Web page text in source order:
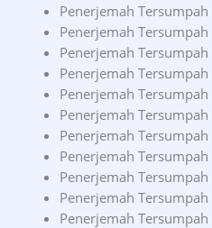
Penerjemah
Penerjemah Tersumpah
Penerjemah
Penerjemah Tersumpah
Penerjemah Tersumpah
Penerjemah
Penerjemah Tersumpah
Penerjemah Tersumpah
Penerjemah
Penerjemah
Penerjemah Tersumpah